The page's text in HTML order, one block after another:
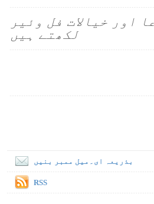
اور خیالات فل وئیر
لکھتے ہیں
بذریعہ ای۔میل ممبر بنیں
RSS